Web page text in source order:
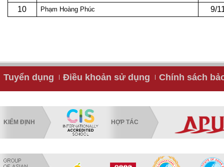
10
Phạm Hoàng Phúc 9/
Tuyển dụng Điều khoản sử dụng Chính sách
KIỂM ĐỊNH HỢP TÁC